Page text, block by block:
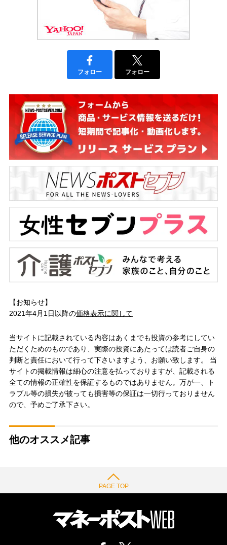
フォロー フォロー
【お知らせ】
2021年4月1日以降の価格表示に関して
当サイトに記載されている内容はあくまでも投資の参考にしてい
ただくためのものであり、実際の投資にあたっては読者ご自身の
判断と責任において行って下さいますよう、お願い致します。 当
サイトの掲載情報は細心の注意を払っておりますが、記載される
全ての情報の正確性を保証するものではありません。万が一、ト
ラブル等の損失が被っても損害等の保証は一切行っておりません
ので、予めご了承下さい。
他のオススメ記事
PAGE TOP